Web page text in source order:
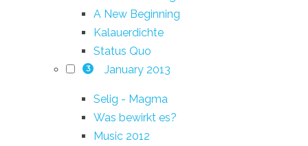
A New Beginning
Kalauerdichte
Status Quo
3 January 2013
Selig - Magma
Was bewirkt es?
Music 2012